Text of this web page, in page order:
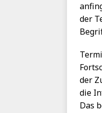
der
der
die
Das